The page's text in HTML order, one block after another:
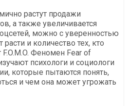
растут продажи
а также увеличивается
можно с уверенностью
и количество тех, кто
Феномен Fear of
психологи и социологи
которые пытаются понять,
и чем она может угрожать